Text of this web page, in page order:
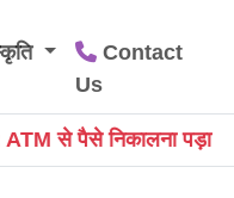
Contact
Us
शातिर ने कार्ड बदलकर